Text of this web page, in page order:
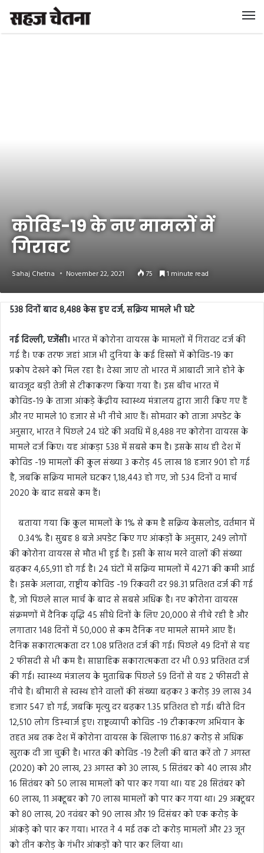
कोविड-19 के नए मामलों में
गिरावट
Sahaj Chetna November 22, 2021 75 1 minute read
538 दिनों बाद 8,488 केस हुए दर्ज, सक्रिय मामले भी घटे
नई दिल्ली, एजेंसी। भारत में कोरोना वायरस के मामलों में गिरावट दर्ज की
गई है। एक तरफ जहां आज भी दुनिया के कई हिस्सों में कोविड-19 का
प्रकोप देखने को मिल रहा है। देखा जाए तो भारत में आबादी जाने होने के
बावजूद बड़ी तेजी से टीकाकरण किया गया है। इस बीच भारत में
कोविड-19 के ताजा आंकड़े केंद्रीय स्वास्थ्य मंत्रालय द्वारा जारी किए गए हैं
और नए मामले 10 हजार से भी नीचे आए हैं। सोमवार को ताजा अपडेट के
अनुसार, भारत ने पिछले 24 घंटे की अवधि में 8,488 नए कोरोना वायरस के
मामले दर्ज किए। यह आंकड़ा 538 में सबसे कम है। इसके साथ ही देश में
कोविड -19 मामलों की कुल संख्या 3 करोड़ 45 लाख 18 हजार 901 हो गई
है, जबकि सक्रिय मामले घटकर 1,18,443 हो गए, जो 534 दिनों व मार्च
2020 के बाद सबसे कम हैं।
बताया गया कि कुल मामलों के 1% से कम है सक्रिय केसलोड, वर्तमान में
0.34% है। सुबह 8 बजे अपडेट किए गए आंकड़ों के अनुसार, 249 लोगों
की कोरोना वायरस से मौत भी हुई है। इसी के साथ मरने वालों की संख्या
बढ़कर 4,65,911 हो गई है। 24 घंटों में सक्रिय मामलों में 4271 की कमी आई
है। इसके अलावा, राष्ट्रीय कोविड -19 रिकवरी दर 98.31 प्रतिशत दर्ज की गई
है, जो पिछले साल मार्च के बाद से सबसे अधिक है। नए कोरोना वायरस
संक्रमणों में दैनिक वृद्धि 45 सीधे दिनों के लिए 20,000 से नीचे रही है और
लगातार 148 दिनों में 50,000 से कम दैनिक नए मामले सामने आए हैं।
दैनिक सकारात्मकता दर 1.08 प्रतिशत दर्ज की गई। पिछले 49 दिनों से यह
2 फीसदी से भी कम है। साप्ताहिक सकारात्मकता दर भी 0.93 प्रतिशत दर्ज
की गई। स्वास्थ्य मंत्रालय के मुताबिक पिछले 59 दिनों से यह 2 फीसदी से
नीचे है। बीमारी से स्वस्थ होने वालों की संख्या बढ़कर 3 करोड़ 39 लाख 34
हजार 547 हो गई, जबकि मृत्यु दर बढ़कर 1.35 प्रतिशत हो गई। बीते दिन
12,510 लोग डिस्चार्ज हुए। राष्ट्रव्यापी कोविड -19 टीकाकरण अभियान के
तहत अब तक देश में कोरोना वायरस के खिलाफ 116.87 करोड़ से अधिक
खुराक दी जा चुकी है। भारत की कोविड -19 टैली की बात करें तो 7 अगस्त
(2020) को 20 लाख, 23 अगस्त को 30 लाख, 5 सितंबर को 40 लाख और
16 सितंबर को 50 लाख मामलों को पार कर गया था। यह 28 सितंबर को
60 लाख, 11 अक्टूबर को 70 लाख मामलों को पार कर गया था। 29 अक्टूबर
को 80 लाख, 20 नवंबर को 90 लाख और 19 दिसंबर को एक करोड़ के
आंकड़े को पार कर गया। भारत ने 4 मई तक दो करोड़ मामलों और 23 जून
को तीन करोड़ के गंभीर आंकड़ों को पार कर लिया था।